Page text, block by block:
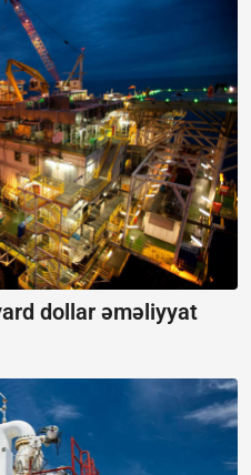
dollar əməliyyat